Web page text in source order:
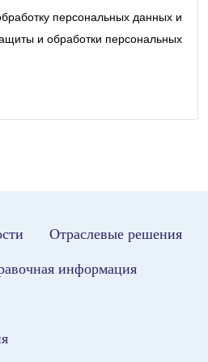
персональных данных и
и обработки персональных
Отраслевые решения
информация